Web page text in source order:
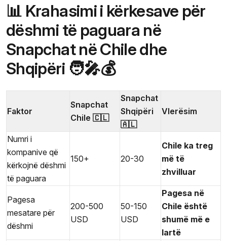
📊 Krahasimi i kërkesave për
dëshmi të paguara në
Snapchat në Chile dhe
Shqipëri 🧑‍🎤💰
Faktor
Snapchat
Chile 🇨🇱
Snapchat
Shqipëri
🇦🇱
Vlerësim
Numri i
kompanive që
kërkojnë dëshmi
të paguara
150+ 20-30
Chile ka treg
më të
zhvilluar
Pagesa
mesatare për
dëshmi
200-500
USD
50-150
USD
Pagesa në
Chile është
shumë më e
lartë